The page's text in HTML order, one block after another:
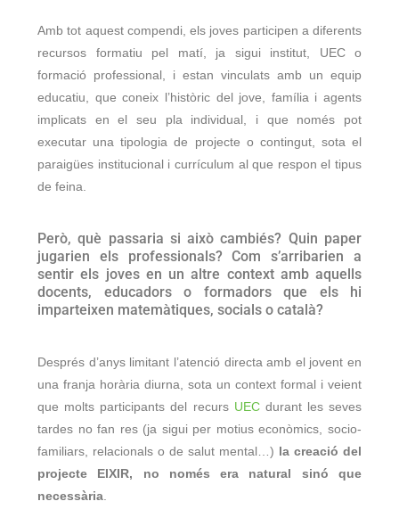
Amb tot aquest compendi, els joves participen a diferents
recursos formatiu pel matí, ja sigui institut, UEC o
formació professional, i estan vinculats amb un equip
educatiu, que coneix l’històric del jove, família i agents
implicats en el seu pla individual, i que només pot
executar una tipologia de projecte o contingut, sota el
paraigües institucional i currículum al que respon el tipus
de feina.
Però, què passaria si això cambiés? Quin paper
jugarien els professionals? Com s’arribarien a
sentir els joves en un altre context amb aquells
docents, educadors o formadors que els hi
imparteixen matemàtiques, socials o català?
Després d’anys limitant l’atenció directa amb el jovent en
una franja horària diurna, sota un context formal i veient
que molts participants del recurs UECdurant les seves
tardes no fan res (ja sigui per motius econòmics, socio-
familiars, relacionals o de salut mental…) la creació del
projecte EIXIR, no només era natural sinó que
necessària